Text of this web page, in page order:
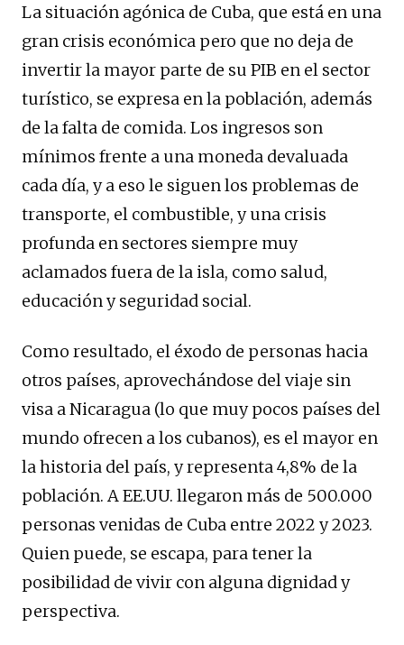
La situación agónica de Cuba, que está en una
gran crisis económica pero que no deja de
invertir la mayor parte de su PIB en el sector
turístico, se expresa en la población, además
de la falta de comida. Los ingresos son
mínimos frente a una moneda devaluada
cada día, y a eso le siguen los problemas de
transporte, el combustible, y una crisis
profunda en sectores siempre muy
aclamados fuera de la isla, como salud,
educación y seguridad social.
Como resultado, el éxodo de personas hacia
otros países, aprovechándose del viaje sin
visa a Nicaragua (lo que muy pocos países del
mundo ofrecen a los cubanos), es el mayor en
la historia del país, y representa 4,8% de la
población. A EE.UU. llegaron más de 500.000
personas venidas de Cuba entre 2022 y 2023.
Quien puede, se escapa, para tener la
posibilidad de vivir con alguna dignidad y
perspectiva.